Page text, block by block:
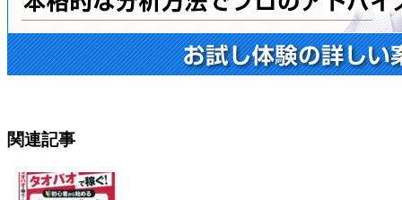
関連記事